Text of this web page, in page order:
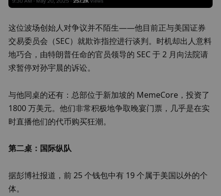
这位波场创始人对争议并不陌生——他目前正与美国证券
交易委员会（SEC）就欺诈指控进行谈判。时机却出人意料
地巧合，由特朗普任命的官员领导的 SEC 于 2 月向法院请
求暂停对孙宇晨的诉讼。
与他同桌的还有：总部位于新加坡的 MemeCore，投资了
1800 万美元。他们非常积极地争取晚宴门票，几乎是在实
时直播他们的代币购买狂潮。
第二桌：国际纵队
据彭博社报道，前 25 个钱包中有 19 个属于美国以外的个
体。